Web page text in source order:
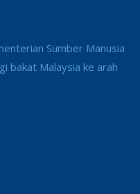
Sumber Manusia
bakat Malaysia ke arah